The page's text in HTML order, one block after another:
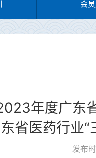
会
年度广东
东省医药行业
发布